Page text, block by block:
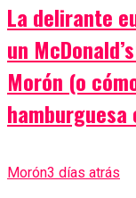
La delirante
un
Morón (o
hamburguesa
Morón3 días atrás